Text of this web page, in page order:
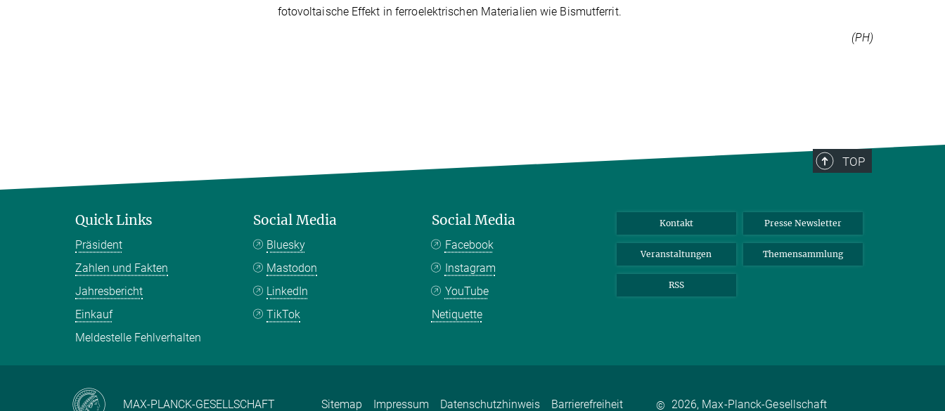
fotovoltaische Effekt in ferroelektrischen Materialien wie Bismutferrit.
(PH)
TOP
Quick Links
Präsident
Zahlen und Fakten
Jahresbericht
Einkauf
Meldestelle Fehlverhalten
Social Media
Bluesky
Mastodon
LinkedIn
TikTok
Social Media
Facebook
Instagram
YouTube
Netiquette
Kontakt Presse Newsletter
Veranstaltungen Themensammlung
RSS
MAX-PLANCK-GESELLSCHAFT Sitemap Impressum Datenschutzhinweis Barrierefreiheit © 2026, Max-Planck-Gesellschaft